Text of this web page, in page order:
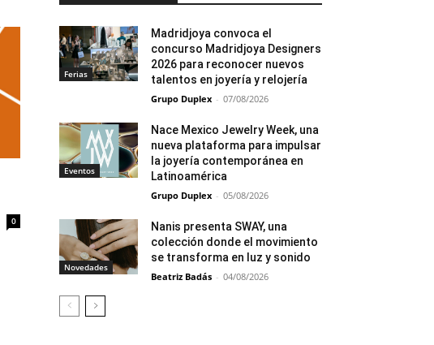
0
Ferias
Madridjoya convoca el
concurso Madridjoya Designers
2026 para reconocer nuevos
talentos en joyería y relojería
Grupo Duplex - 07/08/2026
Eventos
Nace Mexico Jewelry Week, una
nueva plataforma para impulsar
la joyería contemporánea en
Latinoamérica
Grupo Duplex - 05/08/2026
Novedades
Nanis presenta SWAY, una
colección donde el movimiento
se transforma en luz y sonido
Beatriz Badás - 04/08/2026